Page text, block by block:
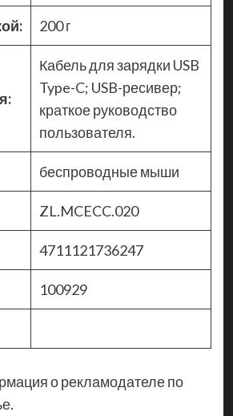
200 г
Кабель для зарядки USB
Type-C; USB-ресивер;
краткое руководство
пользователя.
беспроводные мыши
ZL.MCECC.020
4711121736247
100929
о рекламодателе по